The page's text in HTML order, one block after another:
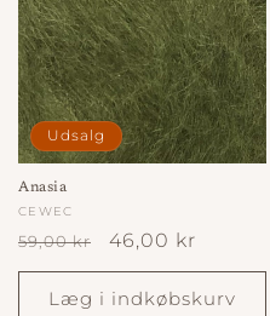
Udsalg
Anasia
Forhandler:
CEWEC
Normalpris
59,00 kr Udsalgspris
46,00 kr
Læg i indkøbskurv